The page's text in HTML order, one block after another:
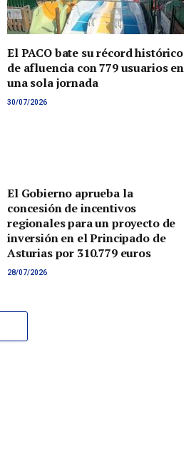
El PACO bate su récord histórico
de afluencia con 779 usuarios en
una sola jornada
30/07/2026
El Gobierno aprueba la
concesión de incentivos
regionales para un proyecto de
inversión en el Principado de
Asturias por 310.779 euros
28/07/2026